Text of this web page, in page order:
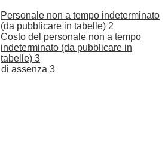
Personale non a tempo indeterminato
(da pubblicare in tabelle) 2
Costo del personale non a tempo
indeterminato (da pubblicare in
tabelle) 3
assenza 3